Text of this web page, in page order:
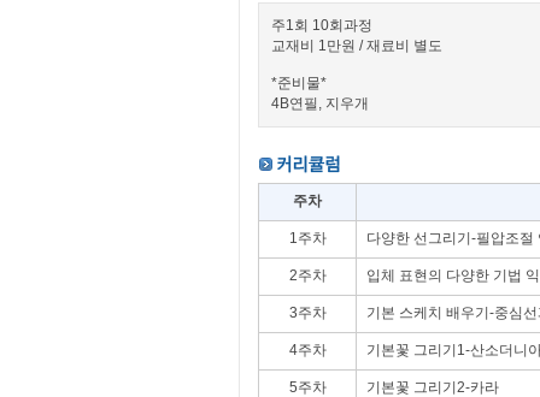
주1회 10회과정
교재비 1만원 / 재료비 별도
*준비물*
4B연필, 지우개
주차
1주차 다양한 선그리기-필압조절
2주차 입체 표현의 다양한 기법
3주차 기본 스케치 배우기-중심
4주차 기본꽃 그리기1-산소더니
5주차 기본꽃 그리기2-카라